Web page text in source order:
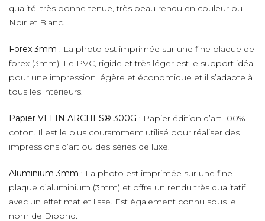
qualité, très bonne tenue, très beau rendu en couleur ou
Noir et Blanc.
Forex 3mm : La photo est imprimée sur une fine plaque de
forex (3mm). Le PVC, rigide et très léger est le support idéal
pour une impression légère et économique et il s’adapte à
tous les intérieurs.
Papier VELIN ARCHES® 300G : Papier édition d’art 100%
coton. Il est le plus couramment utilisé pour réaliser des
impressions d’art ou des séries de luxe.
Aluminium 3mm : La photo est imprimée sur une fine
plaque d’aluminium (3mm) et offre un rendu très qualitatif
avec un effet mat et lisse. Est également connu sous le
nom de Dibond.